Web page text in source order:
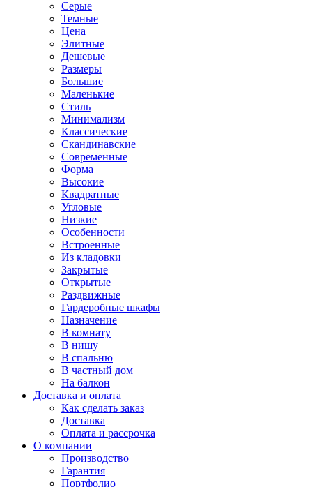
Серые
Темные
Цена
Элитные
Дешевые
Размеры
Большие
Маленькие
Стиль
Минимализм
Классические
Скандинавские
Современные
Форма
Высокие
Квадратные
Угловые
Низкие
Особенности
Встроенные
Из кладовки
Закрытые
Открытые
Раздвижные
Гардеробные шкафы
Назначение
В комнату
В нишу
В спальню
В частный дом
На балкон
Доставка и оплата
Как сделать заказ
Доставка
Оплата и рассрочка
О компании
Производство
Гарантия
Портфолио